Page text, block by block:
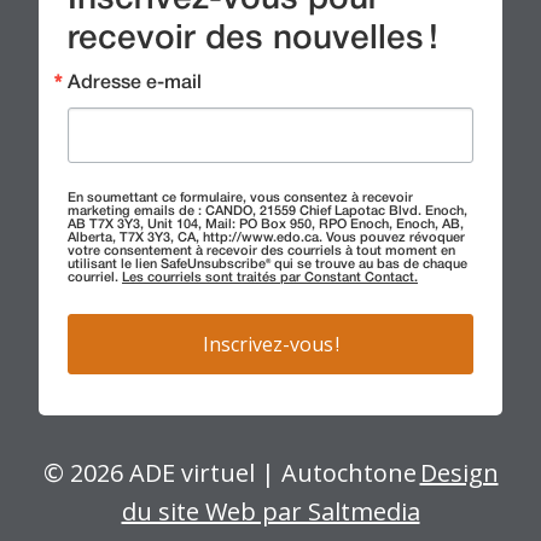
recevoir des nouvelles !
Adresse e-mail
En soumettant ce formulaire, vous consentez à recevoir
marketing emails de : CANDO, 21559 Chief Lapotac Blvd. Enoch,
AB T7X 3Y3, Unit 104, Mail: PO Box 950, RPO Enoch, Enoch, AB,
Alberta, T7X 3Y3, CA, http://www.edo.ca. Vous pouvez révoquer
votre consentement à recevoir des courriels à tout moment en
utilisant le lien SafeUnsubscribe® qui se trouve au bas de chaque
courriel. Les courriels sont traités par Constant Contact.
Inscrivez-vous !
© 2026 ADE virtuel | Autochtone Design
du site Web par Saltmedia